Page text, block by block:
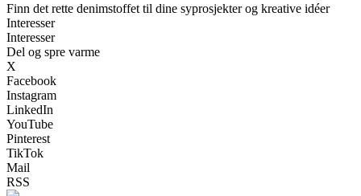
Finn det rette denimstoffet til dine syprosjekter og kreative idéer
Interesser
Interesser
Del og spre varme
X
Facebook
Instagram
LinkedIn
YouTube
Pinterest
TikTok
Mail
RSS